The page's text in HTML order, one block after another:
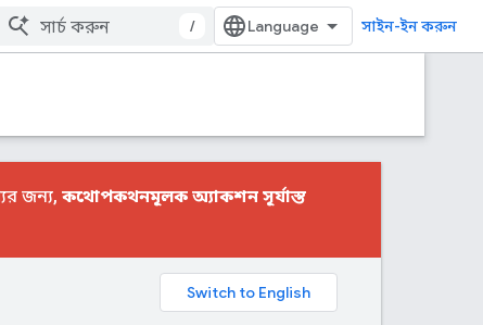
/ সাইন-ইন করুন
জন্য, কথোপকথনমূলক অ্যাকশন সূর্যাস্ত